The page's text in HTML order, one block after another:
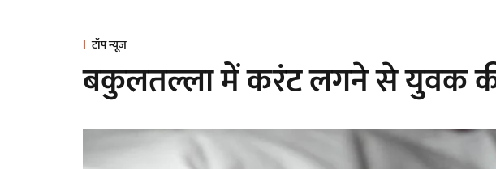
टॉप न्यूज़
बकुलतल्ला में करंट लगने से युवक